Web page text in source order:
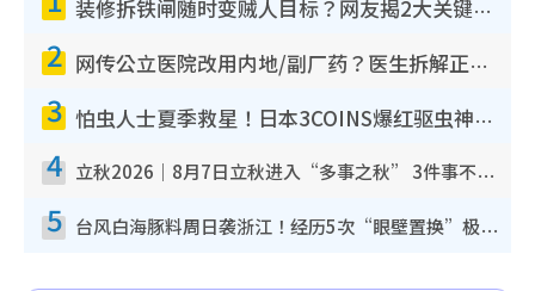
装修拆铁闸随时变贼人目标？网友揭2大关键用途：装新款等于白装？附新旧铁闸分别
2 网传公立医院改用内地/副厂药？医生拆解正副厂分别，揭4类人换药随时出事
3 怕虫人士夏季救星！日本3COINS爆红驱虫神器$45起 1招“全程免触碰”轻松搞定小强
4 立秋2026｜8月7日立秋进入“多事之秋” 3件事不可做！专家教6招开运 清杂物／钱包纳气接好运
5 台风白海豚料周日袭浙江！经历5次“眼壁置换”极罕见 成登陆内地最长途台风